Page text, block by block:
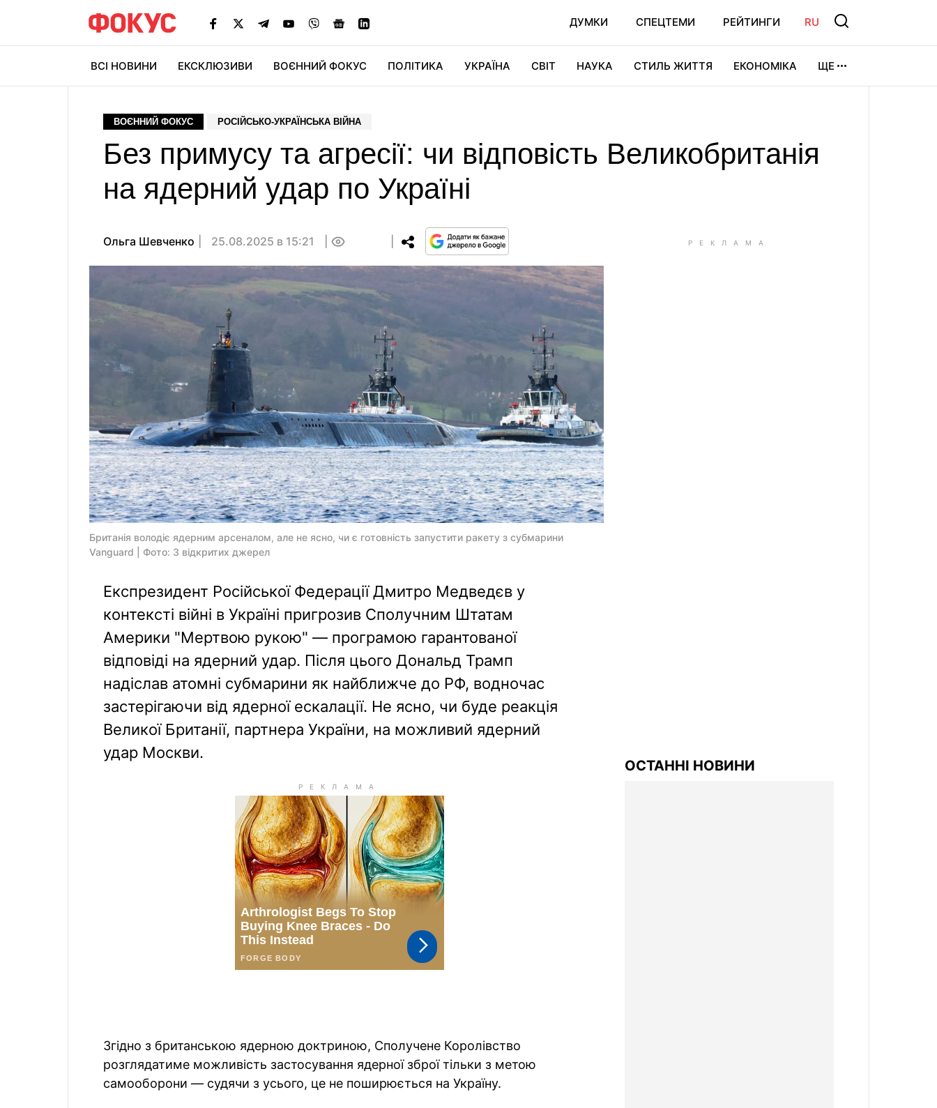
ДУМКИ СПЕЦТЕМИ РЕЙТИНГИ RU
ВСІ НОВИНИ ЕКСКЛЮЗИВИ ВОЄННИЙ ФОКУС ПОЛІТИКА УКРАЇНА СВІТ НАУКА СТИЛЬ ЖИТТЯ ЕКОНОМІКА ЩЕ
ВОЄННИЙ ФОКУС РОСІЙСЬКО-УКРАЇНСЬКА ВІЙНА
Без примусу та агресії: чи відповість Великобританія
на ядерний удар по Україні
Ольга Шевченко 25.08.2025 в 15:21
Британія володіє ядерним арсеналом, але не ясно, чи є готовність запустити ракету з субмарини
Vanguard | Фото: З відкритих джерел
Експрезидент Російської Федерації Дмитро Медведєв у
контексті війні в Україні пригрозив Сполучним Штатам
Америки "Мертвою рукою" — програмою гарантованої
відповіді на ядерний удар. Після цього Дональд Трамп
надіслав атомні субмарини як найближче до РФ, водночас
застерігаючи від ядерної ескалації. Не ясно, чи буде реакція
Великої Британії, партнера України, на можливий ядерний
удар Москви.
Згідно з британською ядерною доктриною, Сполучене Королівство
розглядатиме можливість застосування ядерної зброї тільки з метою
самооборони — судячи з усього, це не поширюється на Україну.
ОСТАННІ НОВИНИ